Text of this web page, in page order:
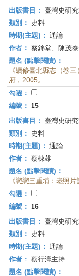
出版書目： 臺灣史研
類別：
史料
時期(主題)： 通論
作者： 蔡錦堂、陳茂泰
題名 (點擊閱讀)：
《續修臺北縣志（卷
府，2005。
勾選：
編號：
15
出版書目： 臺灣史研
類別：
史料
時期(主題)： 通論
作者： 蔡棟雄
題名 (點擊閱讀)：
《戀戀三重埔：老照
勾選：
編號：
16
出版書目： 臺灣史研
類別：
史料
時期(主題)： 通論
作者： 蔡行濤主持
題名 (點擊閱讀)：